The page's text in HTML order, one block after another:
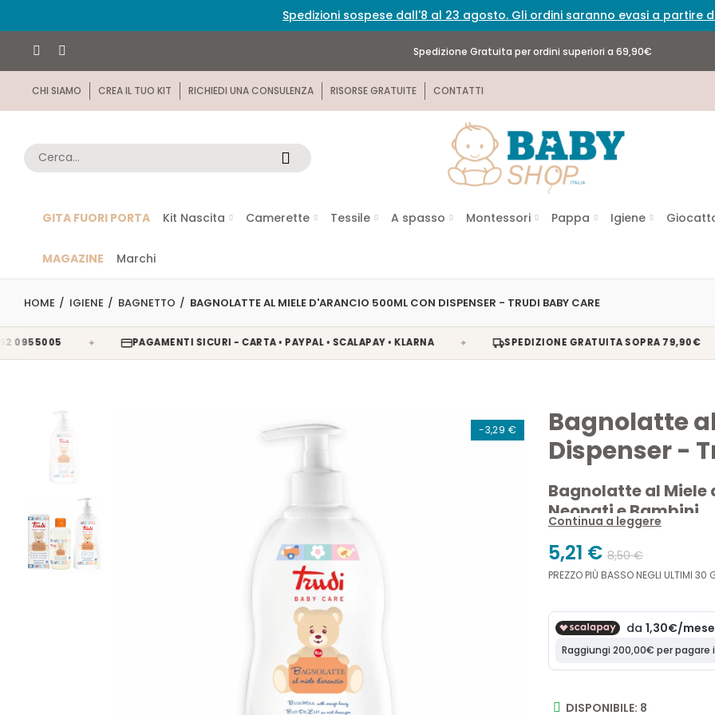
Spedizioni sospese dall'8 al 23 agosto. Gli ordini saranno evasi a partire
Spedizione Gratuita per ordini superiori a 69,90€
CHI SIAMO CREA IL TUO KIT RICHIEDI UNA CONSULENZA RISORSE GRATUITE CONTATTI
GITA FUORI PORTA Kit Nascita Camerette Tessile A spasso Montessori Pappa Igiene
MAGAZINE Marchi
HOME IGIENE BAGNETTO BAGNOLATTE AL MIELE D'ARANCIO 500ML CON DISPENSER - TRUDI BABY CARE
✦ PAGAMENTI SICURI - CARTA • PAYPAL • SCALAPAY • KLARNA ✦ SPEDIZIONE GRATUITA SOPRA 79,90€ ✦
-3,29 €
Bagnolatte
Dispenser -
Bagnolatte al Miele
Neonati e Bambini
IlBagnolatte ultradelicato
bambini, anche con pelle
deterge dolcemente,
Sodium PCAaiutano a
Maxi formato 500ml con
Continua a leggere
5,21 € 8,50 €
PREZZO PIÙ BASSO NEGLI ULTIMI 30
DISPONIBILE: 8